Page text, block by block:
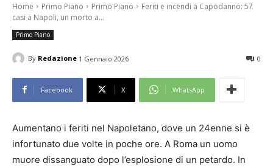
Home Primo Piano Primo Piano
Feriti e incendi a Capodanno: 57
casi a Napoli, un morto a...
Primo Piano
By Redazione 1 Gennaio 2026 0
Facebook X WhatsApp
Aumentano i feriti nel Napoletano, dove un 24enne si è
infortunato due volte in poche ore. A Roma un uomo
muore dissanguato dopo l’esplosione di un petardo. In